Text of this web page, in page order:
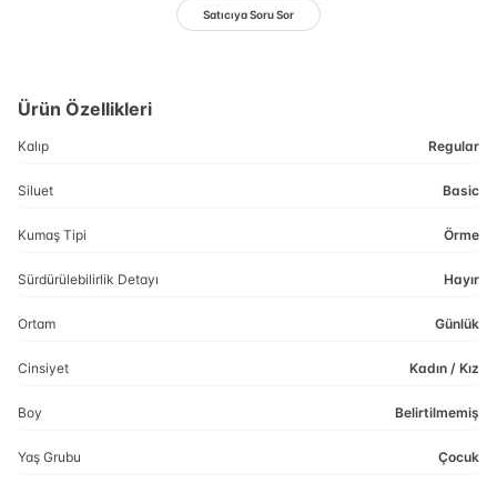
Satıcıya Soru Sor
Ürün Özellikleri
Kalıp Regular
Siluet Basic
Kumaş Tipi Örme
Sürdürülebilirlik Detayı Hayır
Ortam Günlük
Cinsiyet Kadın / Kız
Boy Belirtilmemiş
Yaş Grubu Çocuk